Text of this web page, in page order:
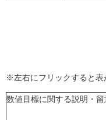
※左右にフリックすると表
数値目標に関する説明・